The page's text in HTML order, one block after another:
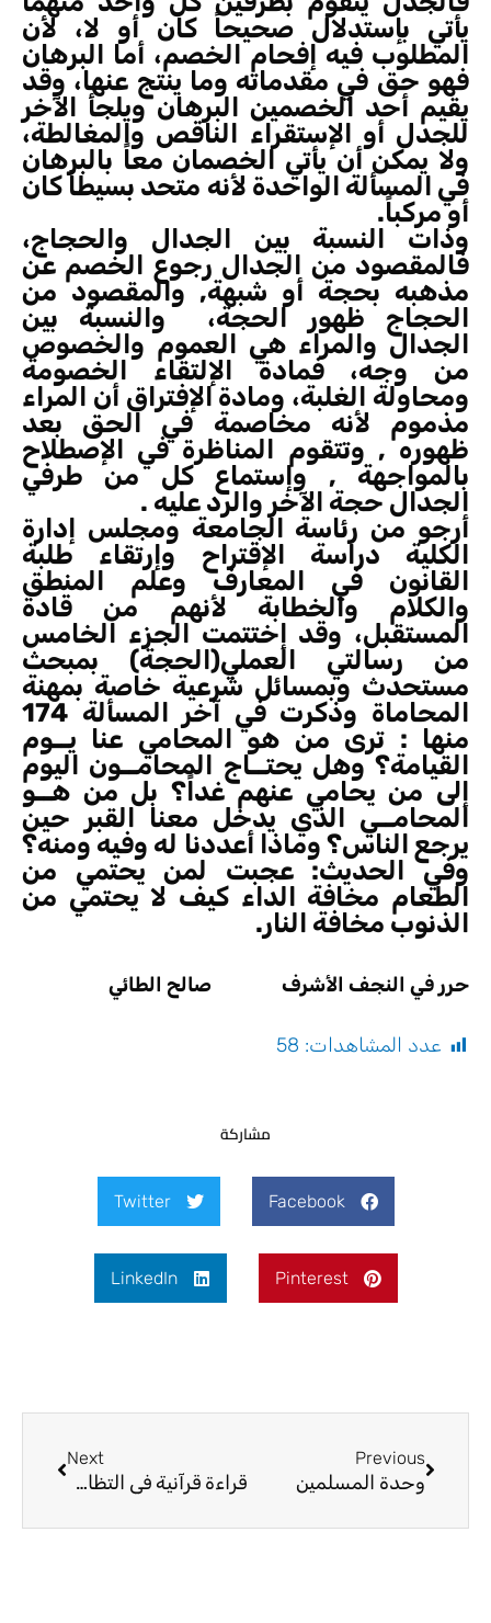
يأتي بإستدلال صحيحاً كان أو لا، لأن
المطلوب فيه إفحام الخصم، أما البرهان
فهو حق في مقدماته وما ينتج عنها، وقد
يقيم أحد الخصمين البرهان ويلجأ الآخر
للجدل أو الإستقراء الناقص والمغالطة،
ولا يمكن أن يأتي الخصمان معاً بالبرهان
في المسألة الواحدة لأنه متحد بسيطاً كان
أو مركباً.
وذات النسبة بين الجدال والحجاج،
فالمقصود من الجدال رجوع الخصم عن
مذهبه بحجة أو شبهة, والمقصود من
الحجاج ظهور الحجة، والنسبة بين
الجدال والمراء هي العموم والخصوص
من وجه، فمادة الإلتقاء الخصومة
ومحاولة الغلبة، ومادة الإفتراق أن المراء
مذموم لأنه مخاصمة في الحق بعد
ظهوره , وتتقوم المناظرة في الإصطلاح
بالمواجهة , وإستماع كل من طرفي
الجدال حجة الآخر والرد عليه .
أرجو من رئاسة الجامعة ومجلس إدارة
الكلية دراسة الإقتراح وإرتقاء طلبة
القانون في المعارف وعلم المنطق
والكلام والخطابة لأنهم من قادة
المستقبل، وقد إختتمت الجزء الخامس
من رسالتي العملي(الحجة) بمبحث
مستحدث وبمسائل شرعية خاصة بمهنة
المحاماة وذكرت في آخر المسألة 174
منها : ترى من هو المحامي عنا يــوم
القيامة؟ وهل يحتــاج المحامــون اليوم
إلى من يحامي عنهم غداً؟ بل من هــو
المحامــي الذي يدخل معنا القبر حين
يرجع الناس؟ وماذا أعددنا له وفيه ومنه؟
وفي الحديث: عجبت لمن يحتمي من
الطعام مخافة الداء كيف لا يحتمي من
الذنوب مخافة النار.
حرر في النجف الأشرف صالح الطائي
عدد المشاهدات: 58
مشاركة
Facebook
Twitter
Pinterest
LinkedIn
Previous
وحدة المسلمين
Next
قراءة قرآنية في التظاهر عقب صلاة الجمعة